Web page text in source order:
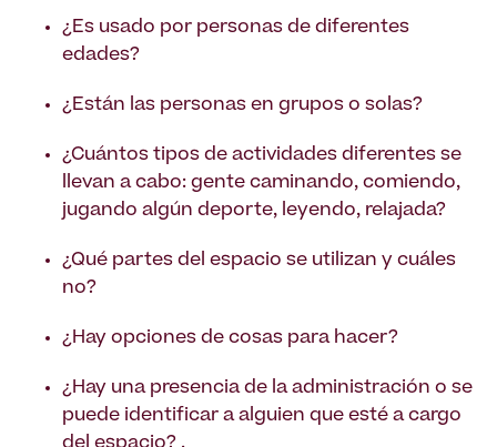
¿Es usado por personas de diferentes
edades?
¿Están las personas en grupos o solas?
¿Cuántos tipos de actividades diferentes se
llevan a cabo: gente caminando, comiendo,
jugando algún deporte, leyendo, relajada?
¿Qué partes del espacio se utilizan y cuáles
no?
¿Hay opciones de cosas para hacer?
¿Hay una presencia de la administración o se
puede identificar a alguien que esté a cargo